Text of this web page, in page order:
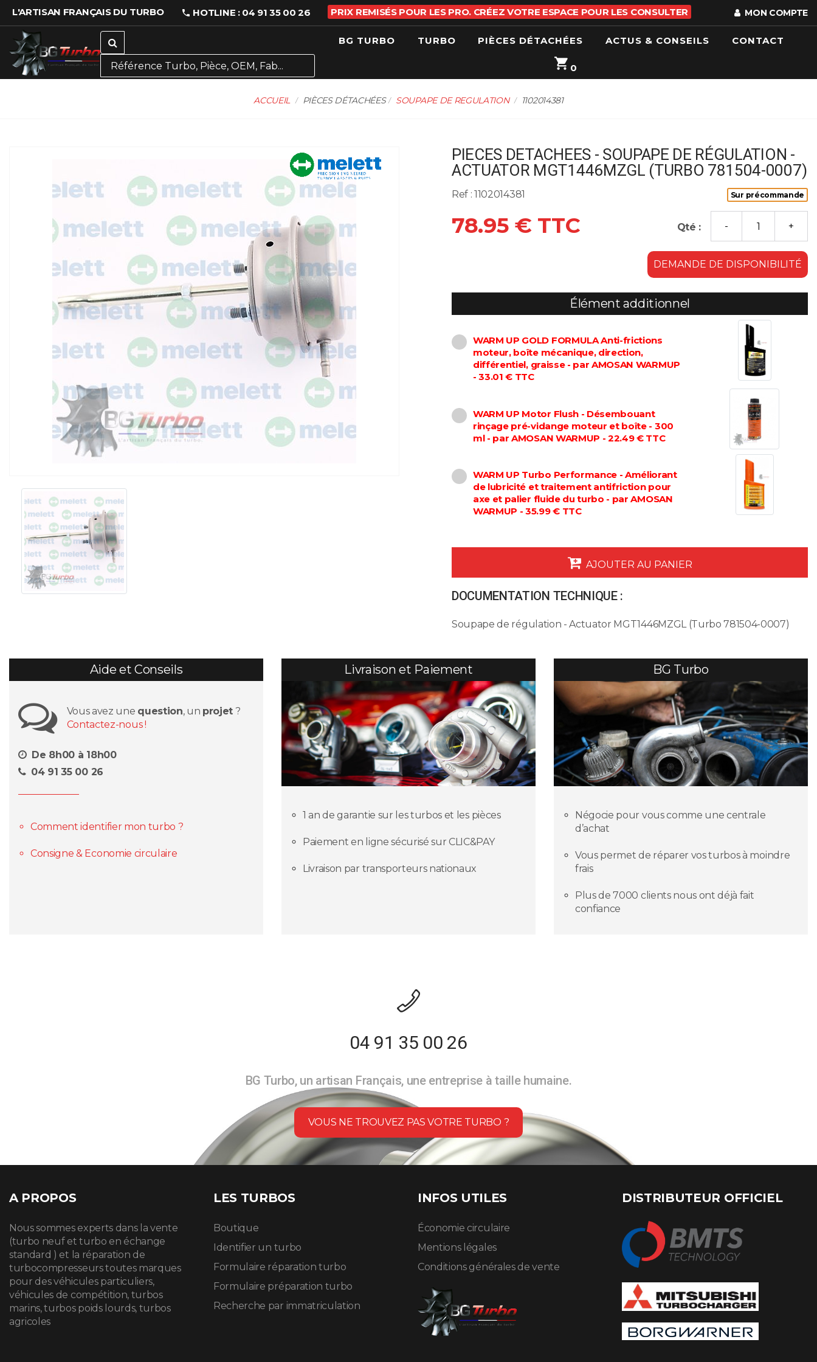
L'ARTISAN FRANÇAIS DU TURBO HOTLINE : 04 91 35 00 26 PRIX REMISÉS POUR LES PRO. CRÉEZ VOTRE ESPACE POUR LES CONSULTER MON COMPTE
BG TURBO TURBO PIÈCES DÉTACHÉES ACTUS & CONSEILS CONTACT
0
ACCUEIL PIÈCES DÉTACHÉES SOUPAPE DE REGULATION 1102014381
PIECES DETACHEES - SOUPAPE DE RÉGULATION -
ACTUATOR MGT1446MZGL (TURBO 781504-0007)
Ref : 1102014381 Sur précommande
78.95 € TTC Qté :
DEMANDE DE DISPONIBILITÉ
Élément additionnel
WARM UP GOLD FORMULA Anti-frictions
moteur, boîte mécanique, direction,
différentiel, graisse - par AMOSAN WARMUP
- 33.01 € TTC
WARM UP Motor Flush - Désembouant
rinçage pré-vidange moteur et boîte - 300
ml - par AMOSAN WARMUP - 22.49 € TTC
WARM UP Turbo Performance - Améliorant
de lubricité et traitement antifriction pour
axe et palier fluide du turbo - par AMOSAN
WARMUP - 35.99 € TTC
AJOUTER AU PANIER
DOCUMENTATION TECHNIQUE :
Soupape de régulation - Actuator MGT1446MZGL (Turbo 781504-0007)
Aide et Conseils
Vous avez une question, un projet ?
Contactez-nous !
De 8h00 à 18h00
04 91 35 00 26
Comment identifier mon turbo ?
Consigne & Economie circulaire
Livraison et Paiement
1 an de garantie sur les turbos et les pièces
Paiement en ligne sécurisé sur CLIC&PAY
Livraison par transporteurs nationaux
BG Turbo
Négocie pour vous comme une centrale
d’achat
Vous permet de réparer vos turbos à moindre
frais
Plus de 7000 clients nous ont déjà fait
confiance
04 91 35 00 26
BG Turbo, un artisan Français, une entreprise à taille humaine.
VOUS NE TROUVEZ PAS VOTRE TURBO ?
A PROPOS
Nous sommes experts dans la vente
(turbo neuf et turbo en échange
standard ) et la réparation de
turbocompresseurs toutes marques
pour des véhicules particuliers,
véhicules de compétition, turbos
marins, turbos poids lourds, turbos
agricoles
LES TURBOS
Boutique
Identifier un turbo
Formulaire réparation turbo
Formulaire préparation turbo
Recherche par immatriculation
INFOS UTILES
Économie circulaire
Mentions légales
Conditions générales de vente
DISTRIBUTEUR OFFICIEL